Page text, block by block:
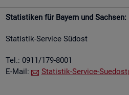
Sta­tis­ti­ken für Bay­ern und Sach­sen:
Sta­tis­tik-Ser­vice Süd­ost
Tel.: 0911/179-8001
E-Mail:
Sta­tis­tik-Ser­vice-